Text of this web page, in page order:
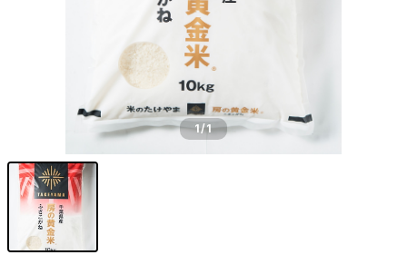
1/1